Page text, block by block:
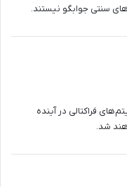
سنتی جوابگو نیستند.
فراکتالی در آینده
شد.